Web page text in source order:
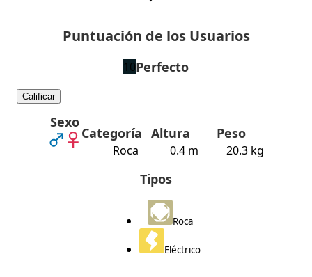
Sexo
Categoría
Roca
Altura
0.4 m
Peso
20.3 kg
Tipos
Roca
Eléctrico
Puntuación de los Usuarios
10Perfecto
Calificar